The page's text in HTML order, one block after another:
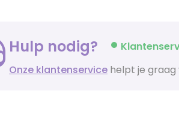
Hulp nodig?
Onze klantenservice helpt je graag